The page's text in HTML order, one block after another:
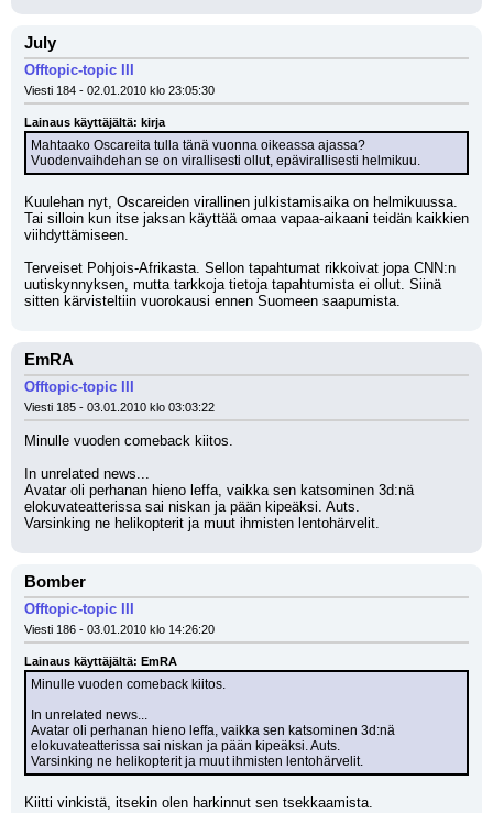
July
Offtopic-topic III
Viesti 184 - 02.01.2010 klo 23:05:30
Lainaus käyttäjältä: kirja
Mahtaako Oscareita tulla tänä vuonna oikeassa ajassa?
Vuodenvaihdehan se on virallisesti ollut, epävirallisesti helmikuu.
Kuulehan nyt, Oscareiden virallinen julkistamisaika on helmikuussa.
Tai silloin kun itse jaksan käyttää omaa vapaa-aikaani teidän kaikkien
viihdyttämiseen.
Terveiset Pohjois-Afrikasta. Sellon tapahtumat rikkoivat jopa CNN:n
uutiskynnyksen, mutta tarkkoja tietoja tapahtumista ei ollut. Siinä
sitten kärvisteltiin vuorokausi ennen Suomeen saapumista.
EmRA
Offtopic-topic III
Viesti 185 - 03.01.2010 klo 03:03:22
Minulle vuoden comeback kiitos.
In unrelated news...
Avatar oli perhanan hieno leffa, vaikka sen katsominen 3d:nä
elokuvateatterissa sai niskan ja pään kipeäksi. Auts.
Varsinking ne helikopterit ja muut ihmisten lentohärvelit.
Bomber
Offtopic-topic III
Viesti 186 - 03.01.2010 klo 14:26:20
Lainaus käyttäjältä: EmRA
Minulle vuoden comeback kiitos.
In unrelated news...
Avatar oli perhanan hieno leffa, vaikka sen katsominen 3d:nä
elokuvateatterissa sai niskan ja pään kipeäksi. Auts.
Varsinking ne helikopterit ja muut ihmisten lentohärvelit.
Kiitti vinkistä, itsekin olen harkinnut sen tsekkaamista.